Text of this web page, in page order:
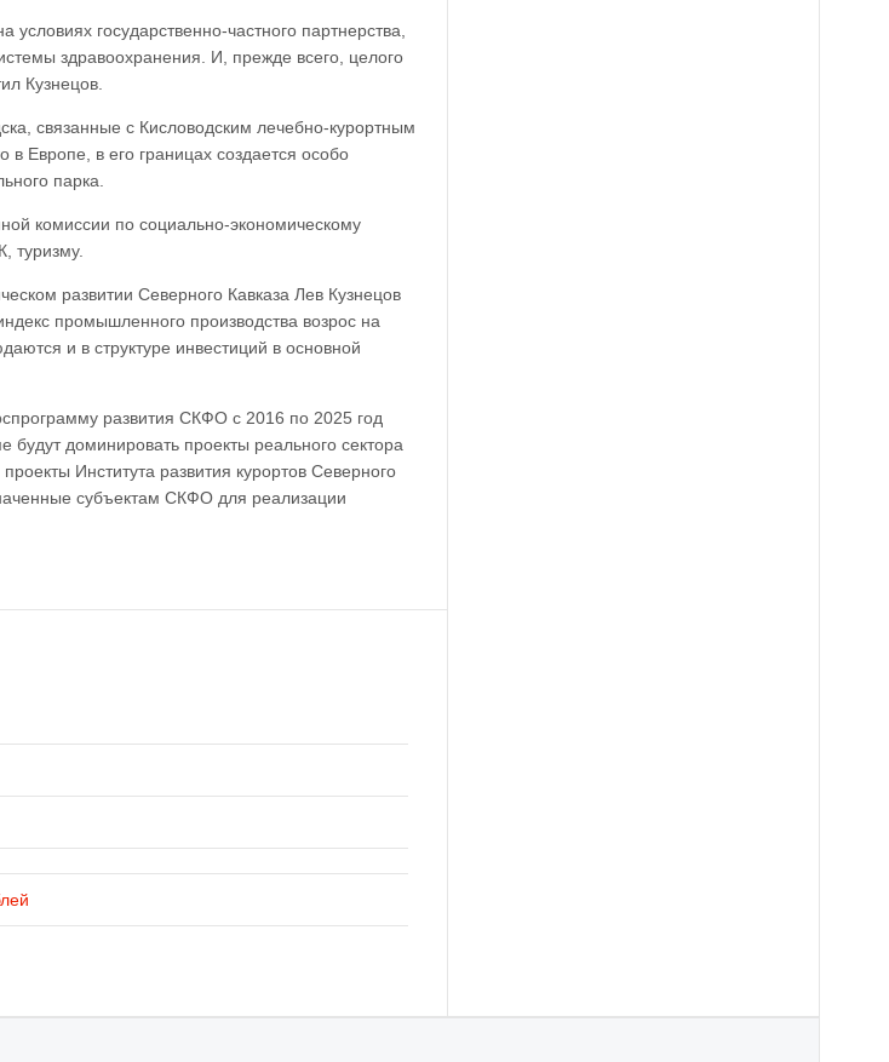
условиях государственно-частного партнерства,
здравоохранения. И, прежде всего, целого
Кузнецов.
связанные с Кисловодским лечебно-курортным
Европе, в его границах создается особо
парка.
комиссии по социально-экономическому
туризму.
развитии Северного Кавказа Лев Кузнецов
промышленного производства возрос на
и в структуре инвестиций в основной
развития СКФО с 2016 по 2025 год
доминировать проекты реального сектора
Института развития курортов Северного
субъектам СКФО для реализации